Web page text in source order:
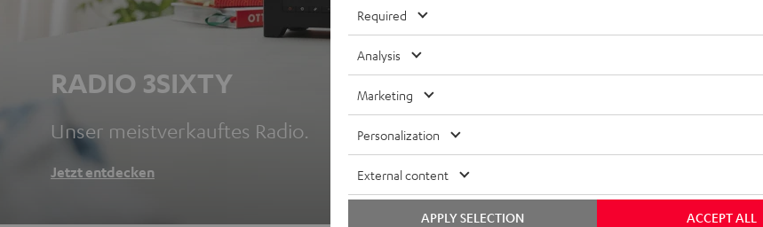
RADIO 3SIXTY
Unser meistverkauftes Radio.
Jetzt entdecken
Geht
Required
Analysis
Marketing
Personalization
External content
ACCEPT ALL
APPLY SELECTION